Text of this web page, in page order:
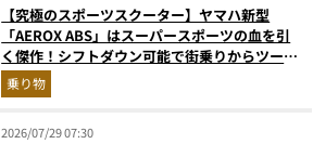
【究極のスポーツスクーター】ヤマハ新型
「AEROX ABS」はスーパースポーツの血を引
く傑作！シフトダウン可能で街乗りからツーリ
ングまで最強
乗り物
2026/07/29 07:30